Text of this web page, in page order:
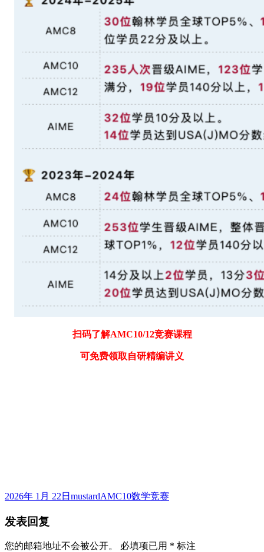
扫码了解AMC10/12竞赛课程
可免费领取自研精编讲义
发
于
2026年 1月 22日 作
mustard标
AMC10数学竞赛
发表回复
您的邮箱地址不会被公开。 必填项已用 * 标注